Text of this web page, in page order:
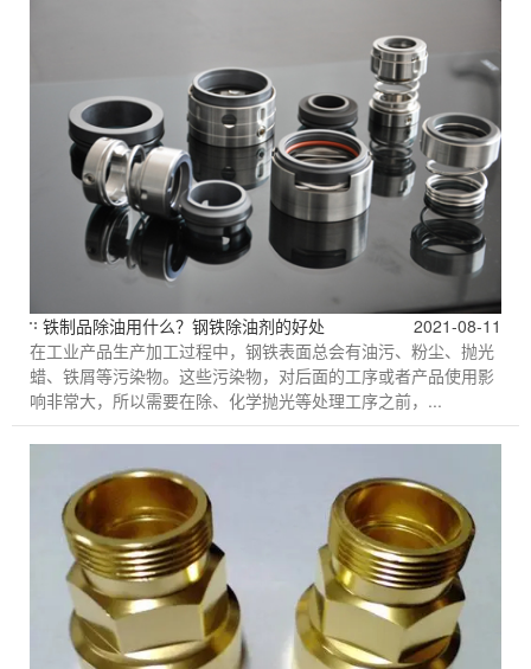
铁制品除油用什么？钢铁除油剂的好处
2021-08-11
在工业产品生产加工过程中，钢铁表面总会有油污、粉尘、抛光
蜡、铁屑等污染物。这些污染物，对后面的工序或者产品使用影
响非常大，所以需要在除、化学抛光等处理工序之前，...